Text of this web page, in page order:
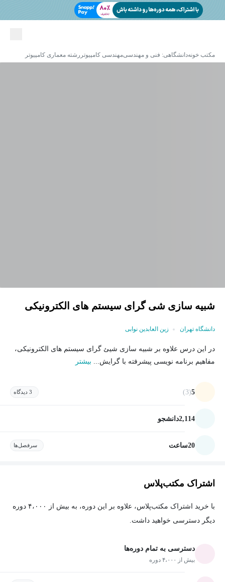
مکتب خونهدانشگاهی: فنی و مهندسیمهندسی کامپیوتر رشته معماری کامپیوتر
شبیه سازی شی گرای سیستم های الکترونیکی
دانشگاه تهران زین العابدین نوابی
در این درس علاوه بر شبیه سازی شیئ گرای سیستم های الکترونیکی،
مفاهیم برنامه نویسی پیشرفته با گرایش... بیشتر
5
(3) 3 دیدگاه
2,114دانشجو
20ساعت سرفصل‌ها
اشتراک مکتب‌پلاس
با خرید اشتراک مکتب‌پلاس، علاوه بر این دوره، به بیش از ۴،۰۰۰ دوره
دیگر دسترسی خواهید داشت.
دسترسی به تمام دوره‌ها
بیش از ۴،۰۰۰ دوره